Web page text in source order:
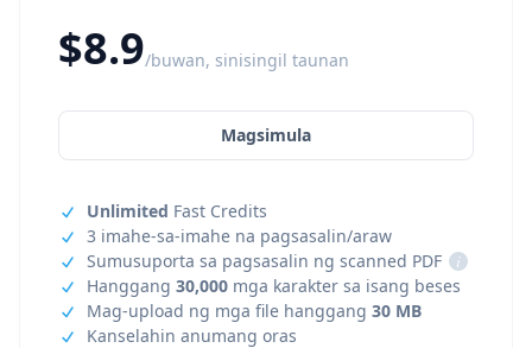
$8.9/buwan, sinisingil taunan
Magsimula
Unlimited Fast Credits
3 imahe-sa-imahe na pagsasalin/araw
Sumusuporta sa pagsasalin ng scanned PDF
i
Hanggang 30,000 mga karakter sa isang beses
Mag-upload ng mga file hanggang 30 MB
Kanselahin anumang oras